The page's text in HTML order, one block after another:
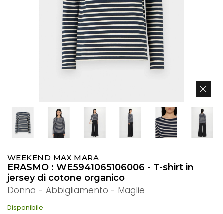
WEEKEND MAX MARA
ERASMO : WE5941065106006 - T-shirt in
jersey di cotone organico
Donna - Abbigliamento - Maglie
Disponibile